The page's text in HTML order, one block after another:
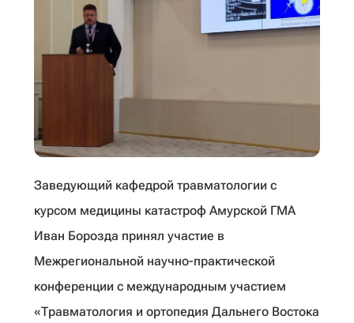
Заведующий кафедрой травматологии с
курсом медицины катастроф Амурской ГМА
Иван Борозда принял участие в
Межрегиональной научно-практической
конференции с международным участием
«Травматология и ортопедия Дальнего Востока